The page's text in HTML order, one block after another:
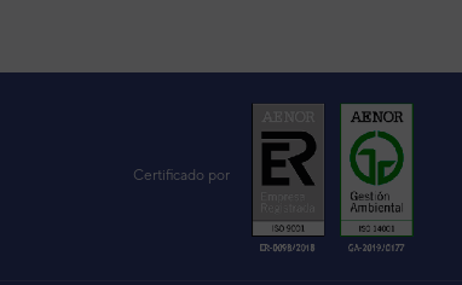
Certificado por